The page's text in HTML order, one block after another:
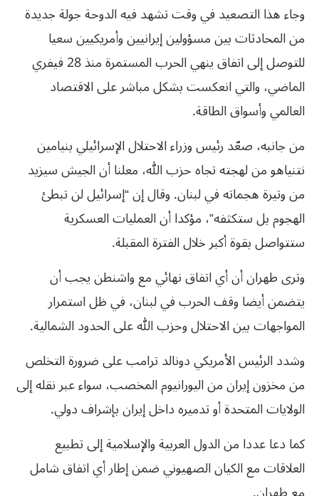
وجاء هذا التصعيد في وقت تشهد فيه الدوحة جولة جديدة
من المحادثات بين مسؤولين إيرانيين وأمريكيين سعيا
للتوصل إلى اتفاق ينهي الحرب المستمرة منذ 28 فيفري
الماضي، والتي انعكست بشكل مباشر على الاقتصاد
العالمي وأسواق الطاقة.
من جانبه، صعّد رئيس وزراء الاحتلال الإسرائيلي بنيامين
نتنياهو من لهجته تجاه حزب الله، معلنا أن الجيش سيزيد
من وتيرة هجماته في لبنان. وقال إن “إسرائيل لن تبطئ
الهجوم بل ستكثفه”، مؤكدا أن العمليات العسكرية
ستتواصل بقوة أكبر خلال الفترة المقبلة.
وترى طهران أن أي اتفاق نهائي مع واشنطن يجب أن
يتضمن أيضا وقف الحرب في لبنان، في ظل استمرار
المواجهات بين الاحتلال وحزب الله على الحدود الشمالية.
وشدد الرئيس الأمريكي دونالد ترامب على ضرورة التخلص
من مخزون إيران من اليورانيوم المخصب، سواء عبر نقله إلى
الولايات المتحدة أو تدميره داخل إيران بإشراف دولي.
كما دعا عددا من الدول العربية والإسلامية إلى تطبيع
العلاقات مع الكيان الصهيوني ضمن إطار أي اتفاق شامل